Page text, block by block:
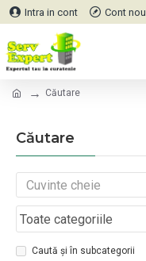
Intra in cont Cont nou
Căutare
Căutare
Caută și în subcategorii